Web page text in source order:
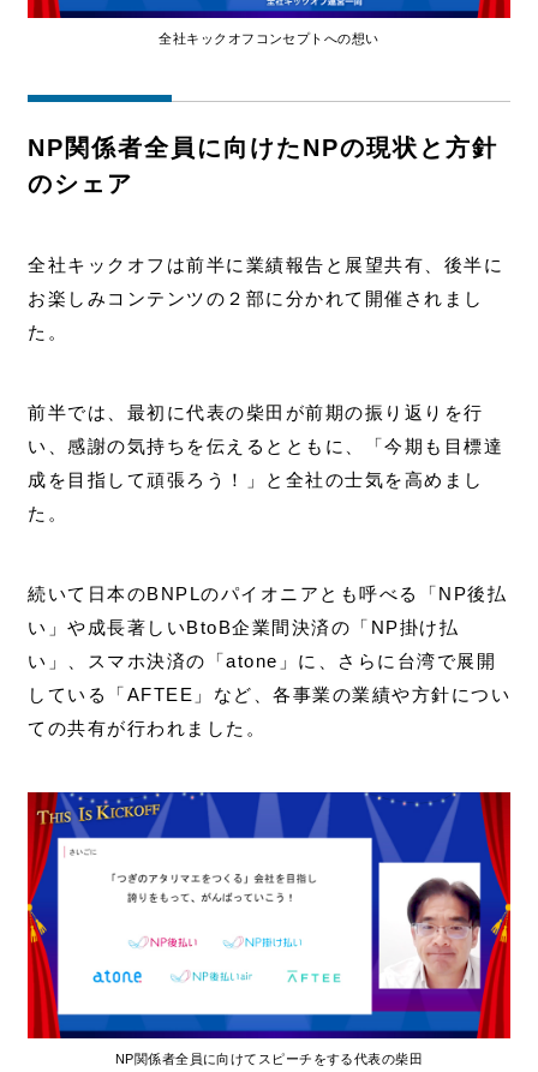
全社キックオフコンセプトへの想い
NP関係者全員に向けたNPの現状と方針
のシェア
全社キックオフは前半に業績報告と展望共有、後半に
お楽しみコンテンツの２部に分かれて開催されまし
た。
前半では、最初に代表の柴田が前期の振り返りを行
い、感謝の気持ちを伝えるとともに、「今期も目標達
成を目指して頑張ろう！」と全社の士気を高めまし
た。
続いて日本のBNPLのパイオニアとも呼べる「NP後払
い」や成長著しいBtoB企業間決済の「NP掛け払
い」、スマホ決済の「atone」に、さらに台湾で展開
している「AFTEE」など、各事業の業績や方針につい
ての共有が行われました。
NP関係者全員に向けてスピーチをする代表の柴田